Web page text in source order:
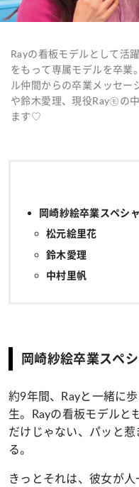
Rayの看板モデルとして活
をもって専属モデルを卒業
ル仲間からの卒業メッセー
や鈴木愛理、現役Ray㋲の
ます♡
岡崎紗絵卒業スペシ
松元絵里花
鈴木愛理
中村里帆
岡崎紗絵卒業スペ
約9年間、Rayと一緒に
生。Rayの看板モデルと
だけじゃない、パッと
る。
きっとそれは、彼女が